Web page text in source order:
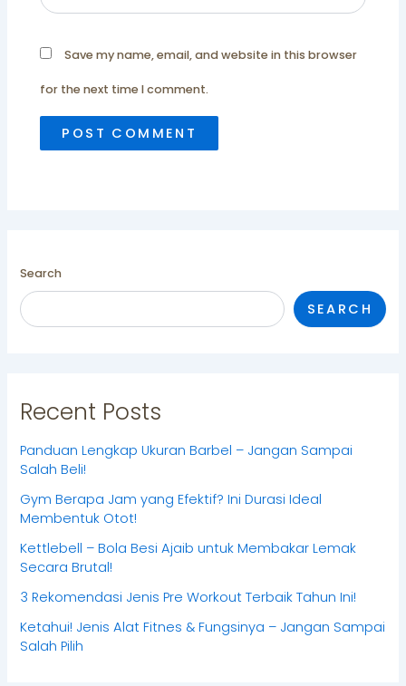
Save my name, email, and website in this browser
for the next time I comment.
Search
SEARCH
Recent Posts
Panduan Lengkap Ukuran Barbel – Jangan Sampai
Salah Beli!
Gym Berapa Jam yang Efektif? Ini Durasi Ideal
Membentuk Otot!
Kettlebell – Bola Besi Ajaib untuk Membakar Lemak
Secara Brutal!
3 Rekomendasi Jenis Pre Workout Terbaik Tahun Ini!
Ketahui! Jenis Alat Fitnes & Fungsinya – Jangan Sampai
Salah Pilih